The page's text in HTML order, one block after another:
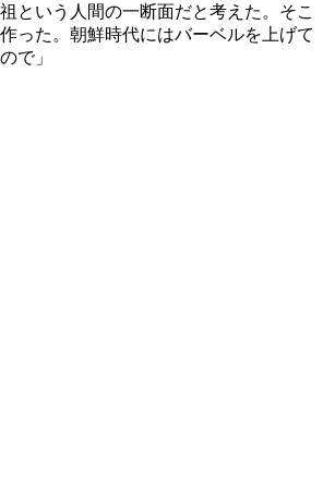
という人間の一断面だと考えた。そこ
った。朝鮮時代にはバーベルを上げて
で」